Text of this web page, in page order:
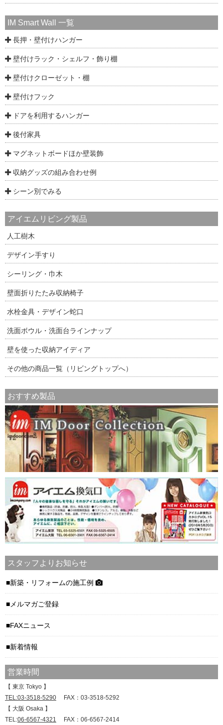
IM Smart Wall 一覧
長押・壁付けハンガー
壁付けラック・シェルフ・飾り棚
壁付けクローゼット・棚
壁付けフック
ドアを利用するハンガー
後付家具
マグネットボードほか壁装飾
収納グッズの組み合わせ例
シーン別でみる
アイエムリビング製品
人工樹木
デザイン手すり
シーリング・巾木
壁面折りたたみ収納椅子
水栓金具・デザイン蛇口
洗面ボウル・洗面台ラインナップ
壁を使った収納アイディア
その他の商品一覧（リビングトップへ）
おすすめ製品
スタッフよりお知らせ
新築・リフォームの施工例
メルマガご登録
FAXニュース
新着情報
営業時間
【 東京 Tokyo 】
TEL:03-3518-5290 FAX：03-3518-5292
【 大阪 Osaka 】
TEL:06-6567-4321 FAX：06-6567-2414